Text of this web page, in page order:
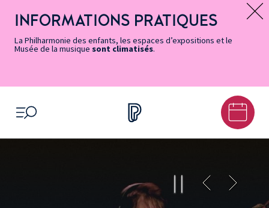
page
Accessibilité
accès
rapides
principal
contenu
principal
page
Message d’information
INFORMATIONS PRATIQUES
La Philharmonie des enfants, les espaces d’expositions et le
Musée de la musique sont climatisés.
OUVRIR LE MENU